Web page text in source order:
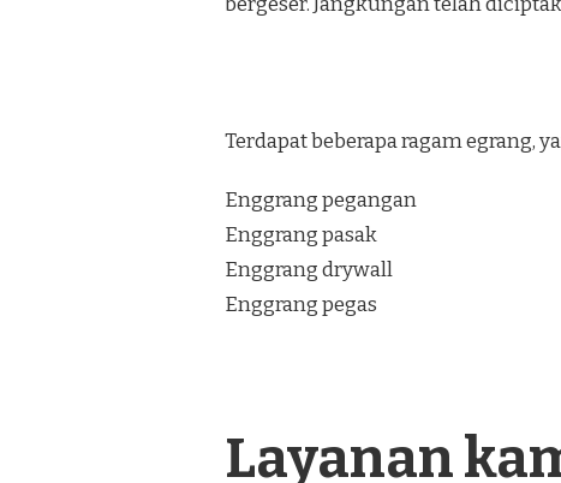
Terdapat beberapa ragam egrang,
Enggrang pegangan
Enggrang pasak
Enggrang drywall
Enggrang pegas
Layanan